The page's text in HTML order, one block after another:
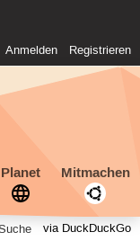
Anmelden Registrieren
Planet Mitmachen
via DuckDuckGo